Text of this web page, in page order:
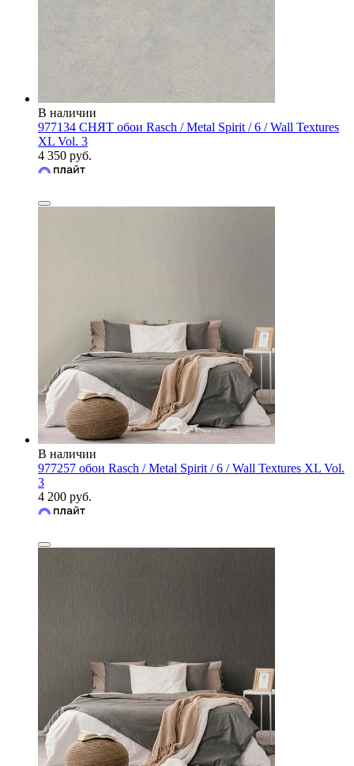
В наличии
977134 СНЯТ обои Rasch / Metal Spirit / 6 / Wall Textures
XL Vol. 3
4 350 руб.
В наличии
977257 обои Rasch / Metal Spirit / 6 / Wall Textures XL Vol.
3
4 200 руб.